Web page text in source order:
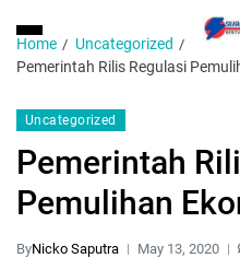
Home
Uncategorized
Pemerintah Rilis Regulasi
Uncategorized
Pemerintah
Pemulihan
ByNicko Saputra May 13, 2020